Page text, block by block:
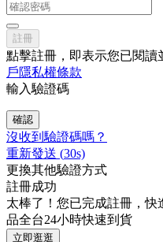
註冊
點擊註冊，即表示您已閱讀
戶隱私權條款
輸入驗證碼
確認
沒收到驗證碼嗎？
重新發送 (30s)
更換其他驗證方式
註冊成功
太棒了！您已完成註冊，快
品全台24小時快速到貨
立即逛逛